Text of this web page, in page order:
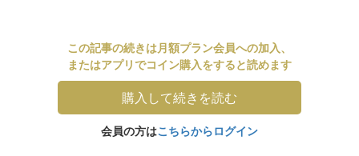
この記事の続きは月額プラン会員への加入、
またはアプリでコイン購入をすると読めます
購入して続きを読む
会員の方はこちらからログイン